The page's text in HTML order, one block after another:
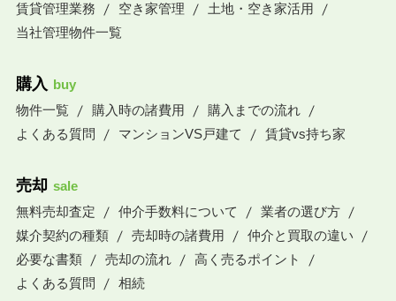
賃貸管理業務
空き家管理
土地・空き家活用
当社管理物件一覧
購入 buy
物件一覧
購入時の諸費用
購入までの流れ
よくある質問
マンションVS戸建て 賃貸vs持ち家
売却 sale
無料売却査定
仲介手数料について
業者の選び方
媒介契約の種類
売却時の諸費用
仲介と買取の違い
必要な書類
売却の流れ
高く売るポイント
よくある質問
相続